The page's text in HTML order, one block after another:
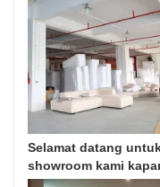
Selamat datang
showroom kami